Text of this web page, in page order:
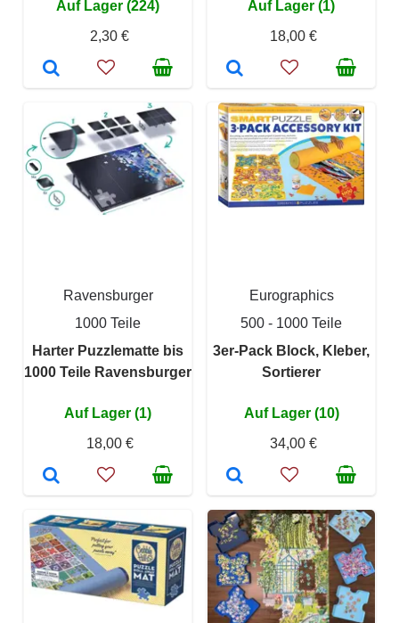
Auf Lager (224)
2,30 €
Auf Lager (1)
18,00 €
Ravensburger
1000 Teile
Harter Puzzlematte bis
1000 Teile Ravensburger
Auf Lager (1)
18,00 €
Eurographics
500 - 1000 Teile
3er-Pack Block, Kleber,
Sortierer
Auf Lager (10)
34,00 €